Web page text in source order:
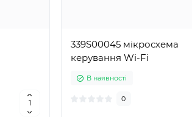
339S00045 мікросхема
керування Wi-Fi
В наявності
0